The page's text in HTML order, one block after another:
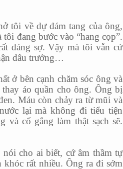
tôi về dự đám tang của ông,
đang bước vào “hang cọp”.
đáng sợ. Vậy mà tôi vẫn cứ
dâu trưởng…
ở bên cạnh chăm sóc ông và
áo quần cho ông. Ông bị
Máu còn chảy ra từ mũi và
lại mà không đi tiểu tiện
và cố gắng làm thật sạch sẽ.
cho ai biết, cứ âm thầm tự
rất nhiều. Ông ra đi sớm